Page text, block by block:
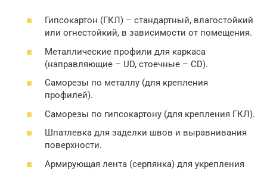
Гипсокартон (ГКЛ) – стандартный, влагостойкий
или огнестойкий, в зависимости от помещения.
Металлические профили для каркаса
(направляющие – UD, стоечные – CD).
Саморезы по металлу (для крепления
профилей).
Саморезы по гипсокартону (для крепления ГКЛ).
Шпатлевка для заделки швов и выравнивания
поверхности.
Армирующая лента (серпянка) для укрепления